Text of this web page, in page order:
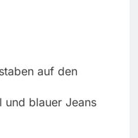
auf den
und blauer Jeans